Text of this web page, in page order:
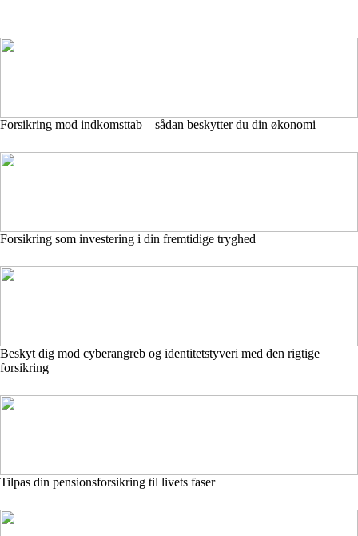
Forsikring mod indkomsttab – sådan beskytter du din økonomi
Forsikring som investering i din fremtidige tryghed
Beskyt dig mod cyberangreb og identitetstyveri med den rigtige
forsikring
Tilpas din pensionsforsikring til livets faser